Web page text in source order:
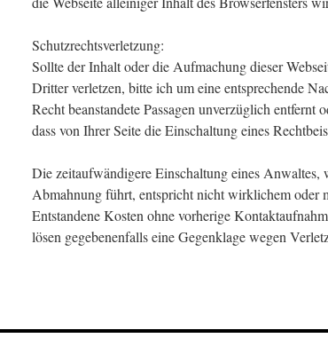
Schutzrechtsverletzung:
Sollte der Inhalt oder die Aufmachung dieser
Dritter verletzen, bitte ich um eine entsprechende
Recht beanstandete Passagen unverzüglich entfernt
dass von Ihrer Seite die Einschaltung eines
Die zeitaufwändigere Einschaltung eines
Abmahnung führt, entspricht nicht wirklichem oder
Entstandene Kosten ohne vorherige
lösen gegebenenfalls eine Gegenklage wegen